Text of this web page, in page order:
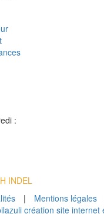
:
INDEL
| Mentions légales
création site